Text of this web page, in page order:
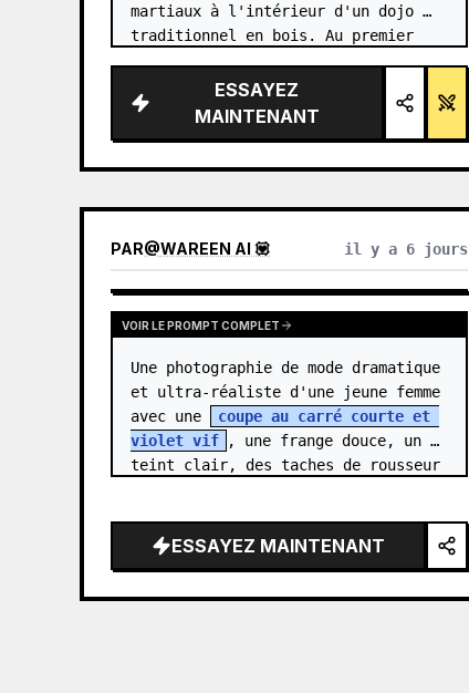
martiaux à l'intérieur d'un dojo
traditionnel en bois. Au premier
name="character 1 hair"
default="des cheveux noirs en
ESSAYEZ
MAINTENANT
PAR@WAREEN AI 💟 il y a 6 jours
VOIR LE PROMPT COMPLET
Une photographie de mode dramatique
et ultra-réaliste d'une jeune femme
avec une
coupe au carré courte et
violet vif
, une frange douce, un
teint clair, des taches de rousseur
ESSAYEZ MAINTENANT